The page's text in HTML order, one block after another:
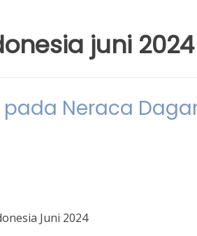
juni 2024
Neraca
Juni 2024